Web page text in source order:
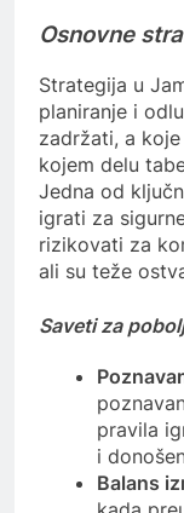
Osnovne
Strategija u
planiranje i
zadržati, a
kojem delu
Jedna od
igrati za
rizikovati za
ali su teže
Saveti za
pravila
i
Balans